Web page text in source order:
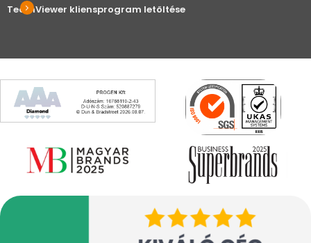
TeamViewer kliensprogram letöltése